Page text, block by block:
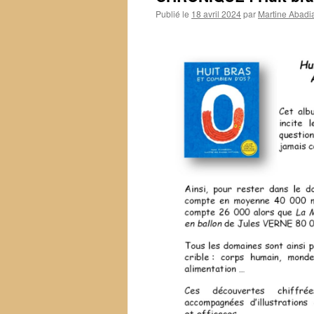
Publié le 18 avril 2024par Martine